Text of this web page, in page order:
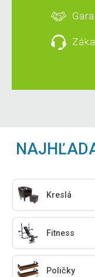
Kreslá
Fitness
Poličky